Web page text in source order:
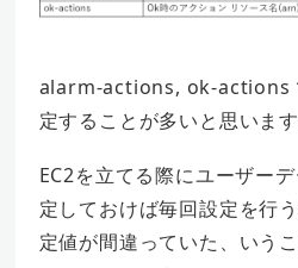
alarm-actions, ok-actions
定することが多いと思います
EC2を立てる際にユーザー
定しておけば毎回設定を行
定値が間違っていた、いう